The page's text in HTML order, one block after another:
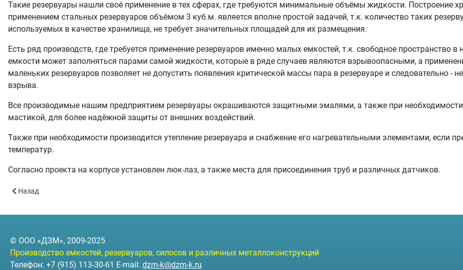
Такие резервуары нашли своё применение в тех сферах, где требуются минимальные объёмы жидкости. Построение
применением стальных резервуаров объёмом 3 куб.м. является вполне простой задачей, т.к. количество таких
используемых в качестве хранилища, не требует значительных площадей для их размещения.
Есть ряд производств, где требуется применение резервуаров именно малых емкостей, т.к. свободное пространство в
емкости может заполняться парами самой жидкости, которые в ряде случаев являются взрывоопасными, а
маленьких резервуаров позволяет не допустить появления критической массы пара в резервуаре и следовательно -
взрыва.
Все производимые нашим предприятием резервуары окрашиваются защитными эмалями, а также при необходимости
мастикой, для более надёжной защиты от внешних воздействий.
Также при необходимости производится утепление резервуара и снабжение его нагревательными элементами, если
температур.
Согласно проекта на корпусе установлен люк-лаз, а также места для присоединения труб и различных датчиков.
Предыдущий: РГСН-5 - объём 5 куб.м.
Назад
© ООО «ДЗМ», 2009-2025
Производство емкостей, резервуаров, силосов и различных металлоконструкций
Телефон: +7 (915) 113-30-61 E-mail: dzm-k@dzm-k.ru